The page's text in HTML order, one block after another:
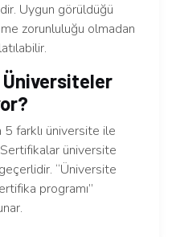
Uygun görüldüğü
zorunluluğu olmadan
farklı üniversite ile
Sertifikalar üniversite
“Üniversite
programı”